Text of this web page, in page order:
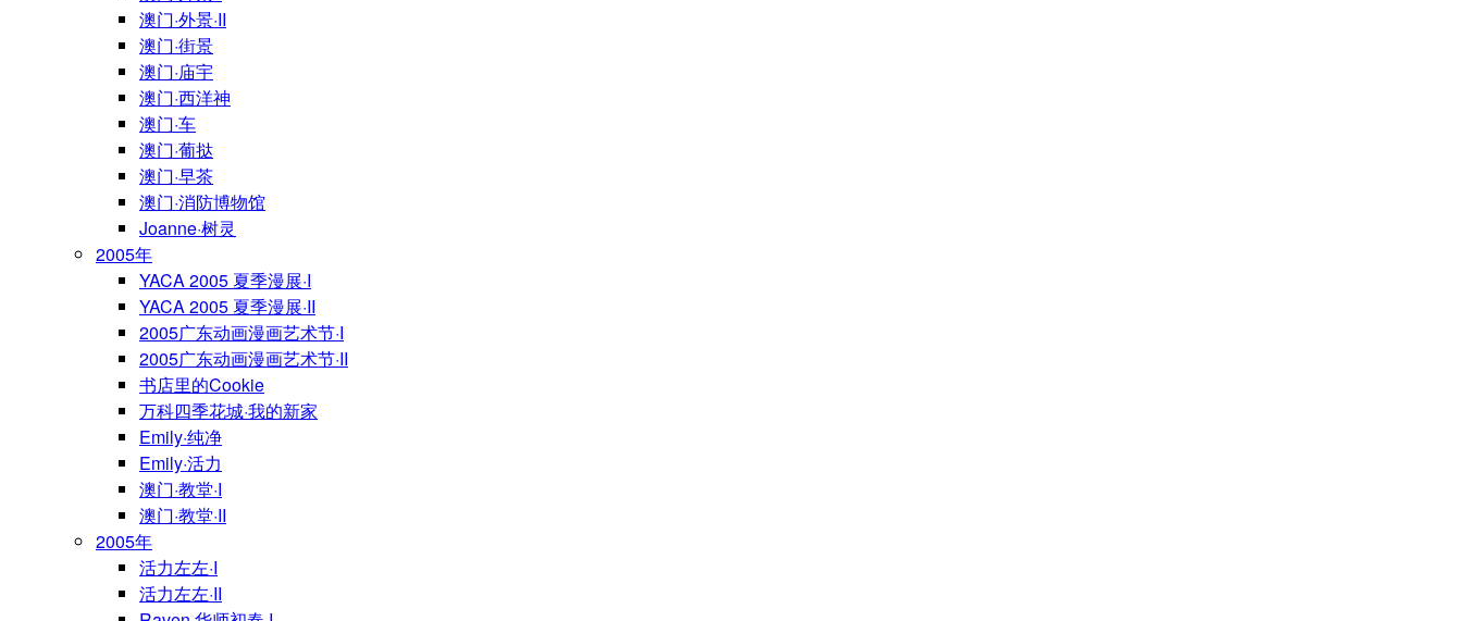
澳门·外景·II
澳门·街景
澳门·庙宇
澳门·西洋神
澳门·车
澳门·葡挞
澳门·早茶
澳门·消防博物馆
Joanne·树灵
2005年
YACA 2005 夏季漫展·I
YACA 2005 夏季漫展·II
2005广东动画漫画艺术节·I
2005广东动画漫画艺术节·II
书店里的Cookie
万科四季花城·我的新家
Emily·纯净
Emily·活力
澳门·教堂·I
澳门·教堂·II
2005年
活力左左·I
活力左左·II